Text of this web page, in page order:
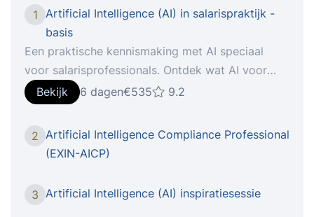
1 Artificial Intelligence (AI) in salarispraktijk -
basis
Een praktische kennismaking met AI speciaal
voor salarisprofessionals. Ontdek wat AI voor
jouw werk kan betekenen. Een praktische
kennismaking voor salarisprofessionals In deze
training maak je op een toegankelijke en
praktijkgerichte manier kennis met de wereld van
kun jíj ermee in de salarispraktijk? Wat leer je?
Bekijk 6 dagen€535 9.2
2 Artificial Intelligence Compliance Professional
(EXIN-AICP)
3 Artificial Intelligence (AI) inspiratiesessie